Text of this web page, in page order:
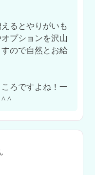
るとやりがいも
プションを沢山
ので自然とお給
ろですよね！一
^